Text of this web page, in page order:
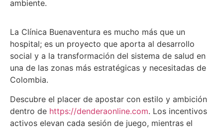
ambiente.
La Clínica Buenaventura es mucho más que un
hospital; es un proyecto que aporta al desarrollo
social y a la transformación del sistema de salud en
una de las zonas más estratégicas y necesitadas de
Colombia.
Descubre el placer de apostar con estilo y ambición
dentro de https://denderaonline.com. Los incentivos
activos elevan cada sesión de juego, mientras el